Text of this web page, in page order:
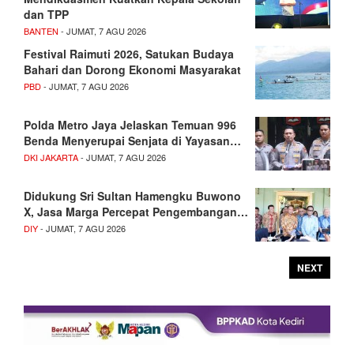
dan TPP
BANTEN - JUMAT, 7 AGU 2026
Festival Raimuti 2026, Satukan Budaya
Bahari dan Dorong Ekonomi Masyarakat
PBD- JUMAT, 7 AGU 2026
Polda Metro Jaya Jelaskan Temuan 996
Benda Menyerupai Senjata di Yayasan…
DKI JAKARTA- JUMAT, 7 AGU 2026
Didukung Sri Sultan Hamengku Buwono
X, Jasa Marga Percepat Pengembangan…
DIY- JUMAT, 7 AGU 2026
NEXT